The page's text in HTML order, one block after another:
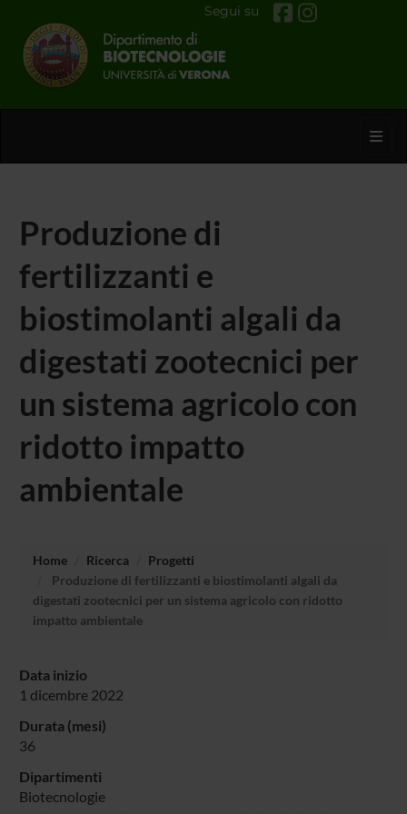
Segui su
Produzione di
fertilizzanti e
biostimolanti algali da
digestati zootecnici per
un sistema agricolo con
ridotto impatto
ambientale
Home Ricerca
Progetti
Produzione di fertilizzanti e biostimolanti algali da
digestati zootecnici per un sistema agricolo con ridotto
impatto ambientale
Data inizio
1 dicembre 2022
Durata (mesi)
36
Dipartimenti
Biotecnologie